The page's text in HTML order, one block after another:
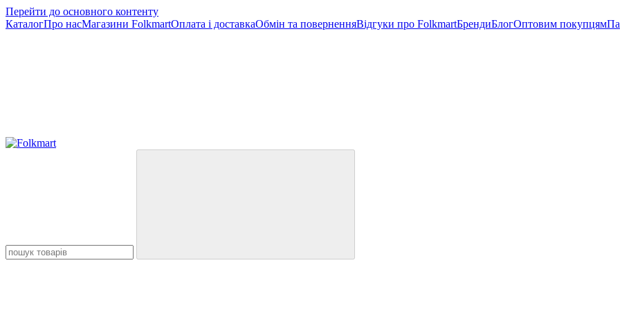
Перейти до основного контенту
КаталогПро насМагазини FolkmartОплата і доставкаОбмін та поверненняВідгуки про FolkmartБрендиБлогОптовим покупцям